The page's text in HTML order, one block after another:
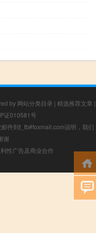
by 网站分类目录 | 精选推荐文章 |
证010581号
件到f_fb#foxmail.com说明，我们
谢
性广告及商业合作